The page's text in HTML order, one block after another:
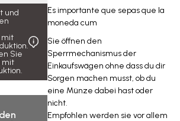
Es importante que sepas que la
moneda cum
Sie öffnen den
Sperrmechanismus der
Einkaufswägen ohne dass du dir
Sorgen machen musst, ob du
eine Münze dabei hast oder
nicht.
Empfohlen werden sie vor allem